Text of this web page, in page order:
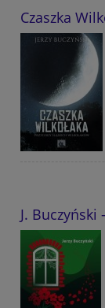
Czaszka
J. Buczyński